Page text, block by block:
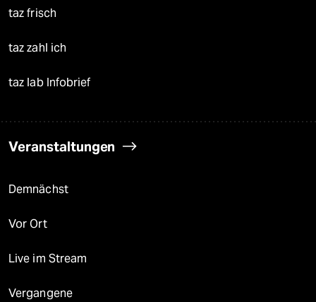
taz frisch
taz zahl ich
taz lab Infobrief
Veranstaltungen
Demnächst
Vor Ort
Live im Stream
Vergangene